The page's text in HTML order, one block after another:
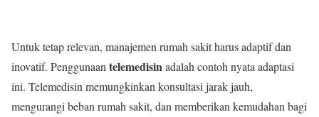
Untuk tetap relevan, manajemen rumah sakit harus adaptif dan
inovatif. Penggunaan telemedisinadalah contoh nyata adaptasi
ini. Telemedisin memungkinkan konsultasi jarak jauh,
mengurangi beban rumah sakit, dan memberikan kemudahan bagi